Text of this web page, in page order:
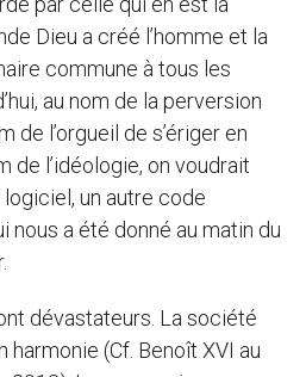
Dieu a créé l’homme et la
commune à tous les
au nom de la perversion
de l’orgueil de s’ériger en
de l’idéologie, on voudrait
un autre code
nous a été donné au matin du
dévastateurs. La société
(Cf. Benoît XVI au